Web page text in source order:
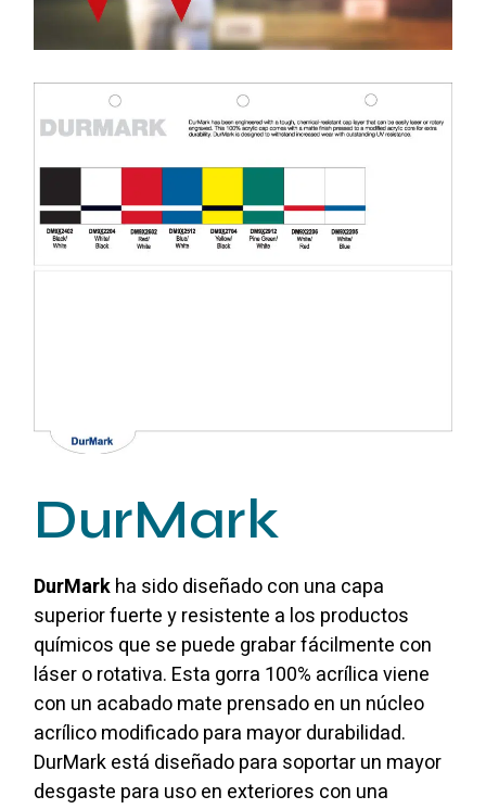
DurMark
DurMarkha sido diseñado con una capa
superior fuerte y resistente a los productos
químicos que se puede grabar fácilmente con
láser o rotativa. Esta gorra 100% acrílica viene
con un acabado mate prensado en un núcleo
acrílico modificado para mayor durabilidad.
DurMark está diseñado para soportar un mayor
desgaste para uso en exteriores con una